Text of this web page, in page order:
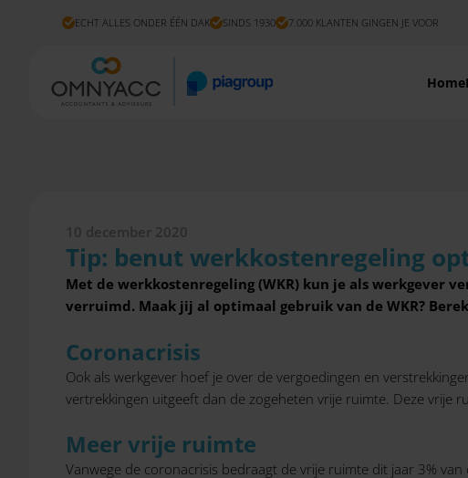
ECHT ALLES ONDER ÉÉN DAK SINDS 1930 7.000 KLANTEN GINGEN JE VOOR
Home
10 december 2020
Tip: benut werkkostenregeling
Met de werkkostenregeling (WKR) kun je als werkgever
verruimd. Maak jij al optimaal gebruik van de WKR?
Coronacrisis
Ook als werkgever hoef je over de vergoedingen en
vertrekkingen uitgeeft dan de zogeheten vrije ruimte. Deze vrije
Meer vrije ruimte
Vanwege de coronacrisis bedraagt de vrije ruimte dit jaar 3%